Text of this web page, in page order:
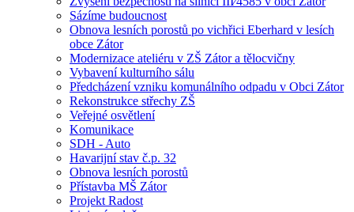
Sázíme budoucnost
Obnova lesních porostů po vichřici Eberhard v lesích
obce Zátor
Modernizace ateliéru v ZŠ Zátor a tělocvičny
Vybavení kulturního sálu
Předcházení vzniku komunálního odpadu v Obci Zátor
Rekonstrukce střechy ZŠ
Veřejné osvětlení
Komunikace
SDH - Auto
Havarijní stav č.p. 32
Obnova lesních porostů
Přístavba MŠ Zátor
Projekt Radost